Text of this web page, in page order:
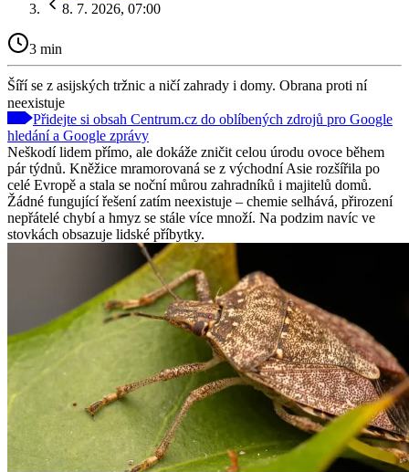
8. 7. 2026, 07:00
3 min
Šíří se z asijských tržnic a ničí zahrady i domy. Obrana proti ní
neexistuje
Přidejte si obsah Centrum.cz do oblíbených zdrojů pro Google
hledání a Google zprávy
Neškodí lidem přímo, ale dokáže zničit celou úrodu ovoce během
pár týdnů. Kněžice mramorovaná se z východní Asie rozšířila po
celé Evropě a stala se noční můrou zahradníků i majitelů domů.
Žádné fungující řešení zatím neexistuje – chemie selhává, přirození
nepřátelé chybí a hmyz se stále více množí. Na podzim navíc ve
stovkách obsazuje lidské příbytky.